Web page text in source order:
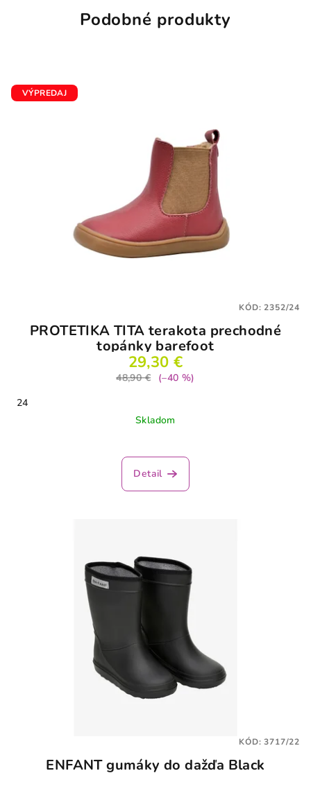
Podobné produkty
VÝPREDAJ
PROTETIKA TITA terakota prechodné
topánky barefoot
29,30 €
48,90 €
(–40 %)
24
Skladom
Detail
KÓD:2352/24
ENFANT gumáky do dažďa Black
KÓD:3717/22